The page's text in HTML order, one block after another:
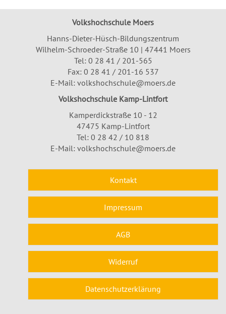
Volkshochschule Moers
Hanns-Dieter-Hüsch-Bildungszentrum
Wilhelm-Schroeder-Straße 10 | 47441 Moers
Tel: 0 28 41 / 201-565
Fax: 0 28 41 / 201-16 537
E-Mail: volkshochschule@moers.de
Volkshochschule Kamp-Lintfort
Kamperdickstraße 10 - 12
47475 Kamp-Lintfort
Tel: 0 28 42 / 10 818
E-Mail: volkshochschule@moers.de
Kontakt
Impressum
AGB
Widerruf
Datenschutzerklärung